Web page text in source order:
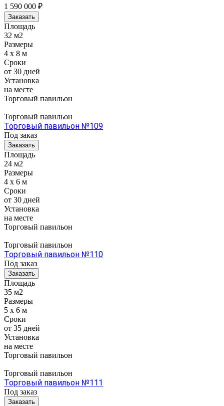
1 590 000 ₽
Заказать
Площадь
32 м2
Размеры
4 x 8 м
Сроки
от 30 дней
Установка
на месте
Торговый павильон
Торговый павильон
Торговый павильон №109
Под заказ
Заказать
Площадь
24 м2
Размеры
4 x 6 м
Сроки
от 30 дней
Установка
на месте
Торговый павильон
Торговый павильон
Торговый павильон №110
Под заказ
Заказать
Площадь
35 м2
Размеры
5 x 6 м
Сроки
от 35 дней
Установка
на месте
Торговый павильон
Торговый павильон
Торговый павильон №111
Под заказ
Заказать